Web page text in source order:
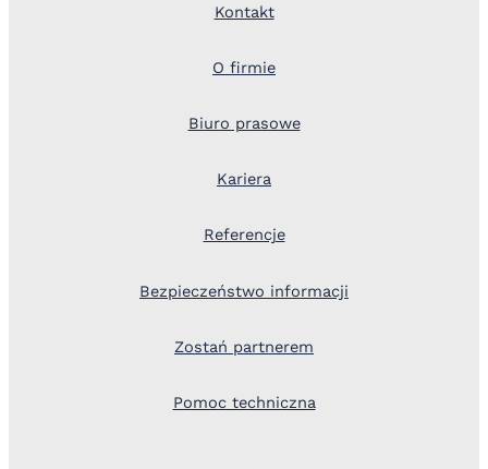
Kontakt
O firmie
Biuro prasowe
Kariera
Referencje
Bezpieczeństwo informacji
Zostań partnerem
Pomoc techniczna